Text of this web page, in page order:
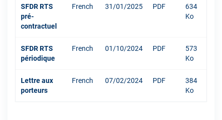
SFDR RTS
pré-
contractuel
French 31/01/2025 PDF
634
Ko
SFDR RTS
périodique
French 01/10/2024 PDF
573
Ko
Lettre aux
porteurs
French 07/02/2024 PDF
384
Ko